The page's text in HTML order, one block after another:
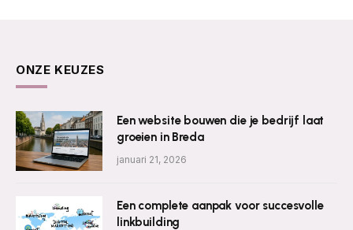
ONZE KEUZES
Een website bouwen die je bedrijf laat
groeien in Breda
januari 21, 2026
Een complete aanpak voor succesvolle
linkbuilding